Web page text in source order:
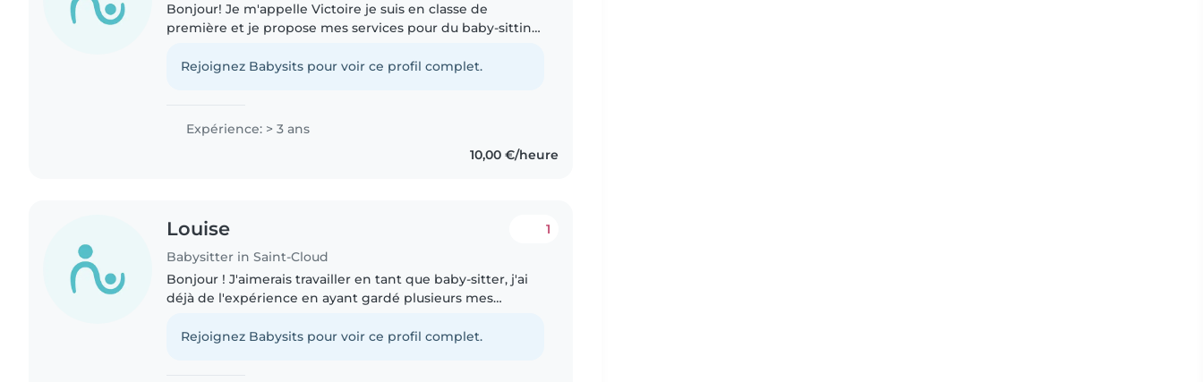
Bonjour! Je m'appelle Victoire je suis en classe de
première et je propose mes services pour du baby-sitting,
responsable, mais..
Rejoignez Babysits pour voir ce profil complet.
Expérience: > 3 ans
10,00 €/heure
Louise
Babysitter in Saint-Cloud
1
Bonjour ! J'aimerais travailler en tant que baby-sitter, j'ai
déjà de l'expérience en ayant gardé plusieurs mes
en famille..
Rejoignez Babysits pour voir ce profil complet.